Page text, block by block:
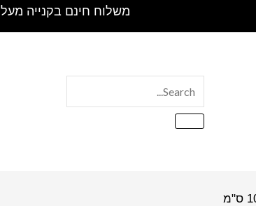
משלוח חינם בקנייה מעל 500 ש"ח התחייבות לרמה הגבוה בארץ !